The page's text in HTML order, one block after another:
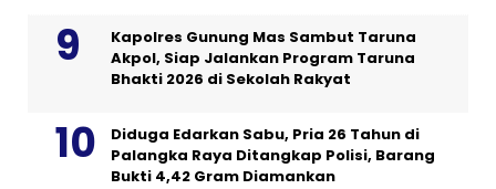
Kapolres Gunung Mas Sambut Taruna
Akpol, Siap Jalankan Program Taruna
Bhakti 2026 di Sekolah Rakyat
Diduga Edarkan Sabu, Pria 26 Tahun di
Palangka Raya Ditangkap Polisi, Barang
Bukti 4,42 Gram Diamankan